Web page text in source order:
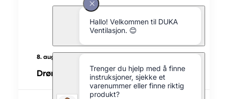
8. august 2025
Drømmer om et bedre inneklima